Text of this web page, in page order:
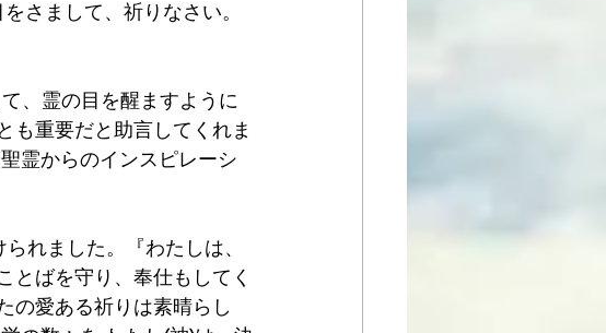
さまして、祈りなさい。
、霊の目を醒ますように
も重要だと助言してくれま
霊からのインスピレーシ
れました。『わたしは、
とばを守り、奉仕もしてく
の愛ある祈りは素晴らし